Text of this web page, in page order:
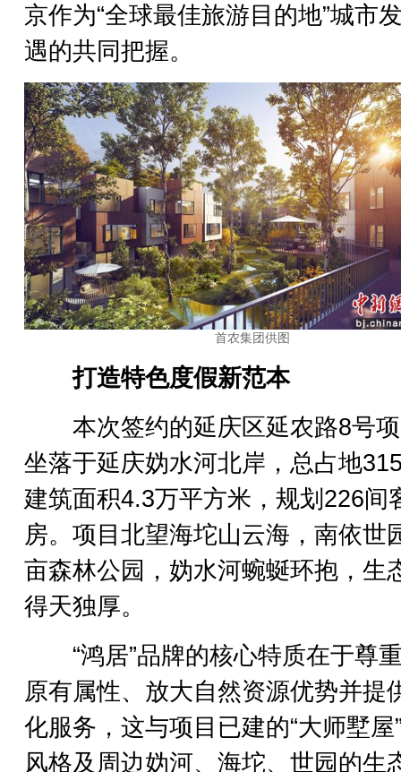
京作为“全球最佳旅游目的地”城市
遇的共同把握。
首农集团供图
打造特色度假新范本
本次签约的延庆区延农路8号
坐落于延庆妫水河北岸，总占地
建筑面积4.3万平方米，规划226间
房。项目北望海坨山云海，南依世
亩森林公园，妫水河蜿蜒环抱，生
得天独厚。
“鸿居”品牌的核心特质在于尊
原有属性、放大自然资源优势并提
化服务，这与项目已建的“大师墅屋
风格及周边妫河、海坨、世园的生